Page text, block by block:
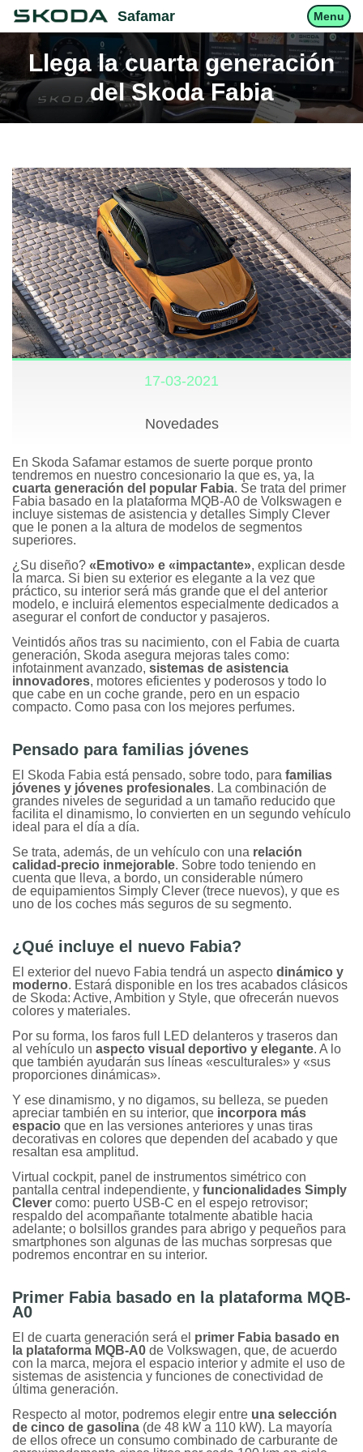
Safamar Menu
Llega la cuarta generación
del Skoda Fabia
17-03-2021
Novedades
En Skoda Safamar estamos de suerte porque pronto
tendremos en nuestro concesionario la que es, ya, la
cuarta generación del popular Fabia. Se trata del primer
Fabia basado en la plataforma MQB-A0 de Volkswagen e
incluye sistemas de asistencia y detalles Simply Clever
que le ponen a la altura de modelos de segmentos
superiores.
¿Su diseño? «Emotivo» e «impactante», explican desde
la marca. Si bien su exterior es elegante a la vez que
práctico, su interior será más grande que el del anterior
modelo, e incluirá elementos especialmente dedicados a
asegurar el confort de conductor y pasajeros.
Veintidós años tras su nacimiento, con el Fabia de cuarta
generación, Skoda asegura mejoras tales como:
infotainment avanzado, sistemas de asistencia
innovadores, motores eficientes y poderosos y todo lo
que cabe en un coche grande, pero en un espacio
compacto. Como pasa con los mejores perfumes.
Pensado para familias jóvenes
El Skoda Fabia está pensado, sobre todo, para familias
jóvenes y jóvenes profesionales. La combinación de
grandes niveles de seguridad a un tamaño reducido que
facilita el dinamismo, lo convierten en un segundo vehículo
ideal para el día a día.
Se trata, además, de un vehículo con una relación
calidad-precio inmejorable. Sobre todo teniendo en
cuenta que lleva, a bordo, un considerable número
de equipamientos Simply Clever (trece nuevos), y que es
uno de los coches más seguros de su segmento.
¿Qué incluye el nuevo Fabia?
El exterior del nuevo Fabia tendrá un aspecto dinámico y
moderno. Estará disponible en los tres acabados clásicos
de Skoda: Active, Ambition y Style, que ofrecerán nuevos
colores y materiales.
Por su forma, los faros full LED delanteros y traseros dan
al vehículo un aspecto visual deportivo y elegante. A lo
que también ayudarán sus líneas «esculturales» y «sus
proporciones dinámicas».
Y ese dinamismo, y no digamos, su belleza, se pueden
apreciar también en su interior, que incorpora más
espacio que en las versiones anteriores y unas tiras
decorativas en colores que dependen del acabado y que
resaltan esa amplitud.
Virtual cockpit, panel de instrumentos simétrico con
pantalla central independiente, y funcionalidades Simply
Clever como: puerto USB-C en el espejo retrovisor;
respaldo del acompañante totalmente abatible hacia
adelante; o bolsillos grandes para abrigo y pequeños para
smartphones son algunas de las muchas sorpresas que
podremos encontrar en su interior.
Primer Fabia basado en la plataforma MQB-
A0
El de cuarta generación será el primer Fabia basado en
la plataforma MQB-A0 de Volkswagen, que, de acuerdo
con la marca, mejora el espacio interior y admite el uso de
sistemas de asistencia y funciones de conectividad de
última generación.
Respecto al motor, podremos elegir entre una selección
de cinco de gasolina (de 48 kW a 110 kW). La mayoría
de ellos ofrece un consumo combinado de carburante de